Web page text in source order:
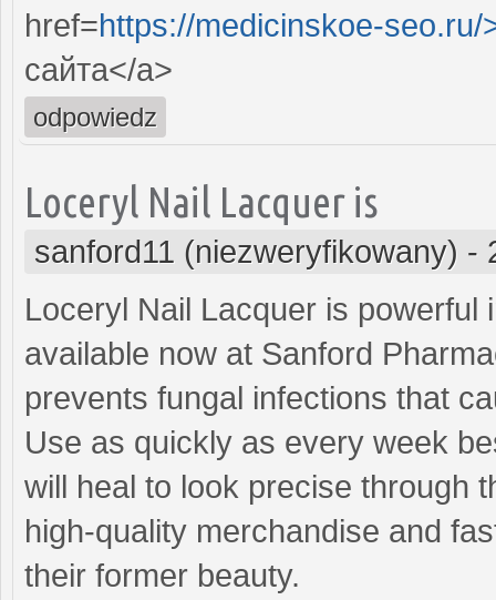
href=https://medicinskoe-seo.ru/
сайта</a>
odpowiedz
Loceryl Nail Lacquer is
sanford11 (niezweryfikowany) -
Loceryl Nail Lacquer is powerful
available now at Sanford
prevents fungal infections that
Use as quickly as every week
will heal to look precise through
high-quality merchandise and
their former beauty.